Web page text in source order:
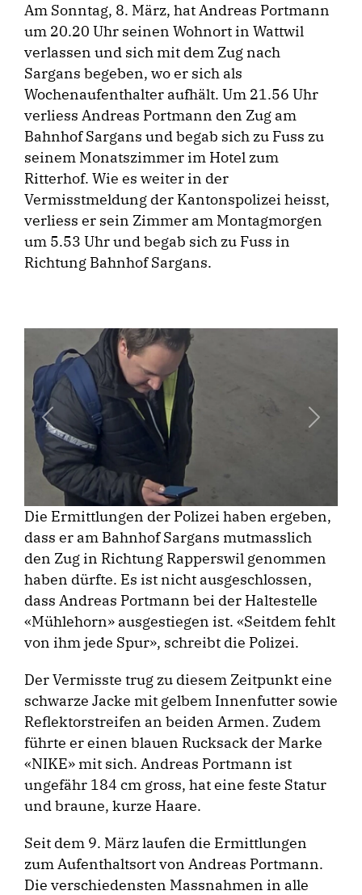
Am Sonntag, 8. März, hat Andreas Portmann
um 20.20 Uhr seinen Wohnort in Wattwil
verlassen und sich mit dem Zug nach
Sargans begeben, wo er sich als
Wochenaufenthalter aufhält. Um 21.56 Uhr
verliess Andreas Portmann den Zug am
Bahnhof Sargans und begab sich zu Fuss zu
seinem Monatszimmer im Hotel zum
Ritterhof. Wie es weiter in der
Vermisstmeldung der Kantonspolizei heisst,
verliess er sein Zimmer am Montagmorgen
um 5.53 Uhr und begab sich zu Fuss in
Richtung Bahnhof Sargans.
Previous Next
Die Ermittlungen der Polizei haben ergeben,
dass er am Bahnhof Sargans mutmasslich
den Zug in Richtung Rapperswil genommen
haben dürfte. Es ist nicht ausgeschlossen,
dass Andreas Portmann bei der Haltestelle
«Mühlehorn» ausgestiegen ist. «Seitdem fehlt
von ihm jede Spur», schreibt die Polizei.
Der Vermisste trug zu diesem Zeitpunkt eine
schwarze Jacke mit gelbem Innenfutter sowie
Reflektorstreifen an beiden Armen. Zudem
führte er einen blauen Rucksack der Marke
«NIKE» mit sich. Andreas Portmann ist
ungefähr 184 cm gross, hat eine feste Statur
und braune, kurze Haare.
Seit dem 9. März laufen die Ermittlungen
zum Aufenthaltsort von Andreas Portmann.
Die verschiedensten Massnahmen in alle